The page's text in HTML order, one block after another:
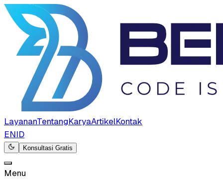
LayananTentangKaryaArtikelKontak
ENID
Konsultasi Gratis
Menu